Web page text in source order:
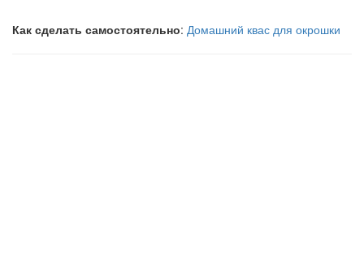
Как сделать самостоятельно: Домашний квас для окрошки